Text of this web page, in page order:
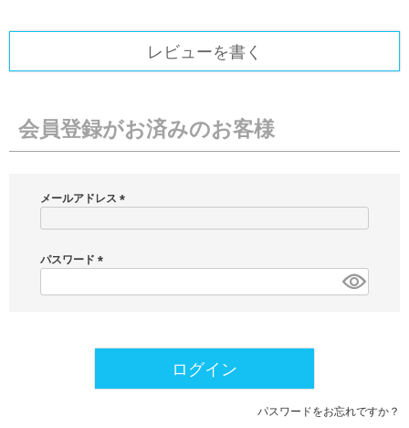
レビューを書く
会員登録がお済みのお客様
メールアドレス
)
パスワード
必
ログイン
パスワードをお忘れですか？